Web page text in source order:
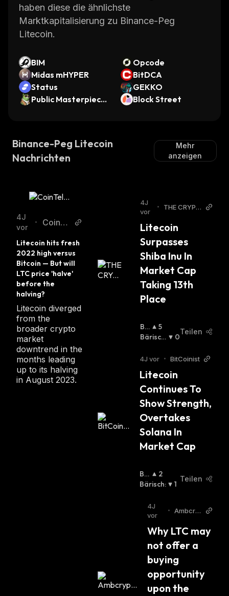
haben diese die ähnlichste
Marktkapitalisierung zu Binance-Peg
Litecoin.
BIM
Opcode
Midas mHYPER
BitDCA
Status
GEKKO
Public Masterpiece
Block Street
Binance-Peg Litecoin
Nachrichten
Mehr
anzeigen
4J
vor
•
CoinTe
h
Litecoin hits fresh
2022 high versus
Bitcoin — But will
LTC price 'halve'
before the
halving?
Litecoin diverged
from the
broader crypto
market
downtrend in the
months leading
up to its halving
in August 2023.
4J
vor
•
THE CRYPT
Litecoin
Surpasses
Shiba Inu In
Market Cap
Taking 13th
Place
Bu
Llis
5
Bärisch
0
Teilen
4J vor • BitCoinist
Litecoin
Continues To
Show Strength,
Overtakes
Solana In
Market Cap
Bul
Lisc
2
Bärisch: 1
Teilen
4J
vor
•
Ambcry
Why LTC may
not offer a
buying
opportunity
upon the